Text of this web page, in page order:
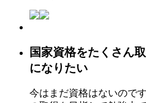
国家資格をたくさん
になりたい
今はまだ資格はないので